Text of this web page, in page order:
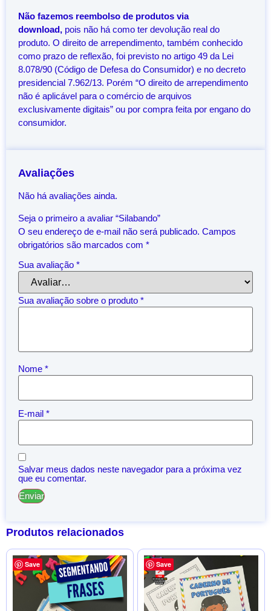
Não fazemos reembolso de produtos via
download, pois não há como ter devolução real do
produto. O direito de arrependimento, também conhecido
como prazo de reflexão, foi previsto no artigo 49 da Lei
8.078/90 (Código de Defesa do Consumidor) e no decreto
presidencial 7.962/13. Porém “O direito de arrependimento
não é aplicável para o comércio de arquivos
exclusivamente digitais” ou por compra feita por engano do
consumidor.
Avaliações
Não há avaliações ainda.
Seja o primeiro a avaliar “Silabando”
O seu endereço de e-mail não será publicado. Campos
obrigatórios são marcados com *
Sua avaliação *
Sua avaliação sobre o produto *
Nome *
E-mail *
Salvar meus dados neste navegador para a próxima vez
que eu comentar.
Produtos relacionados
Save Save